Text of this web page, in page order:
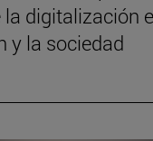
digitalización
y la sociedad